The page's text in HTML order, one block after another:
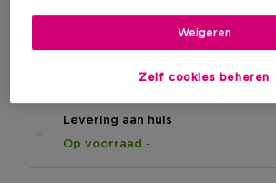
IN WINKELMANDJE
Levering aan huis
Op voorraad -
Zelf cookies beheren
Weigeren